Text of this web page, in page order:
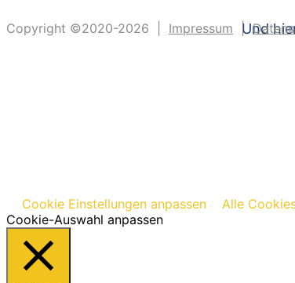
Und
Copyright ©2020-2026 | Impressum |
Cookie Einstellungen anpassen Alle
Cookie-Auswahl anpassen